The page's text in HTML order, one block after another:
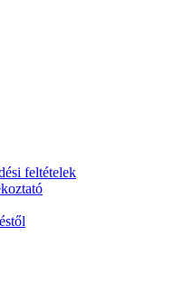
feltételek